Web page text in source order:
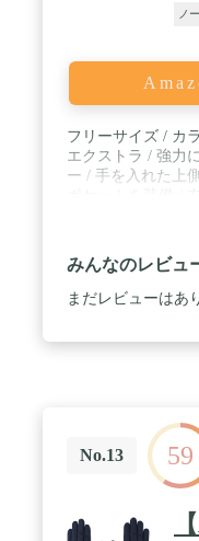
ノ
フリーサイズ / カ
エクストラ / 強力
ー / 手を入れた上
小物を入れられる
みんなのレビュ
まだレビューはあ
No.13 59